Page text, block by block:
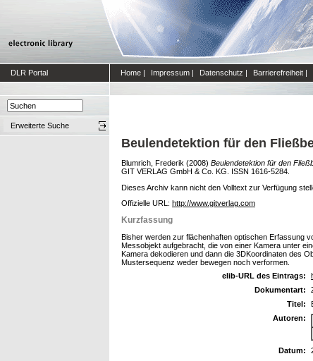
DLR Portal Home | Impressum | Datenschutz | Barrierefreiheit |
Erweiterte Suche
Beulendetektion für den
Blumrich, Frederik (2008) Beulendetektion für den
GIT VERLAG GmbH & Co. KG. ISSN 1616-5284.
Dieses Archiv kann nicht den Volltext zur Verfügung
Offizielle URL: http://www.gitverlag.com
Kurzfassung
Bisher werden zur flächenhaften optischen Erfassung
Messobjekt aufgebracht, die von einer Kamera unter
Kamera dekodieren und dann die 3D­Koordinaten des
Mustersequenz weder bewegen noch verformen.
elib-URL des Eintrags:
Dokumentart:
Titel:
Autoren:
Datum: